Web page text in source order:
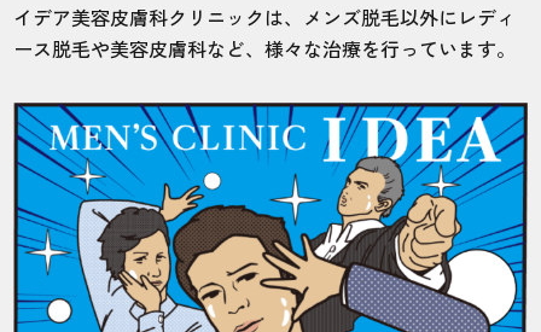
イデア美容皮膚科クリニックは、メンズ脱毛以外にレディ
ース脱毛や美容皮膚科など、様々な治療を行っています。